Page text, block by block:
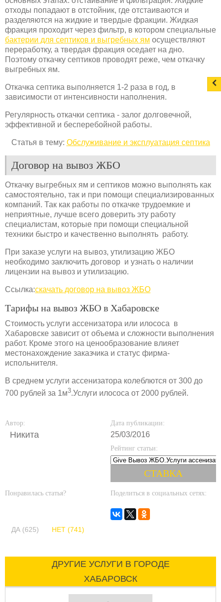
отходы попадают в отстойник, где отстаиваются и
разделяются на жидкие и твердые фракции. Жидкая
фракция проходит через фильтр, в котором специальные
бактерии для септиков и выгребных ям осуществляют
переработку, а твердая фракция оседает на дно.
Поэтому откачку септиков проводят реже, чем откачку
выгребных ям.
Откачка септика выполняется 1-2 раза в год, в
зависимости от интенсивности наполнения.
Регулярность откачки септика - залог долговечной,
эффективной и бесперебойной работы.
Статья в тему: Обслуживание и эксплуатация септика
Договор на вывоз ЖБО
Откачку выгребных ям и септиков можно выполнять как
самостоятельно, так и при помощи специализированных
компаний. Так как работы по откачке трудоемкие и
неприятные, лучше всего доверить эту работу
специалистам, которые при помощи специальной
техники быстро и качественно выполнять работу.
При заказе услуги на вывоз, утилизацию ЖБО
необходимо заключить договор и узнать о наличии
лицензии на вывоз и утилизацию.
Ссылка:скачать договор на вывоз ЖБО
Тарифы на вывоз ЖБО в Хабаровске
Стоимость услуги ассенизатора или илососа в
Хабаровске зависит от объема и сложности выполнения
работ. Кроме этого на ценообразование влияет
местонахождение заказчика и статус фирма-
испольнителя.
В среднем услуги ассенизатора колеблются от 300 до
700 рублей за 1м3.Услуги илососа от 2000 рублей.
Автор:
Никита
Дата публикации:
25/03/2016
Рейтинг статьи:
Понравилась статья?
ДА (625) НЕТ (741)
Поделиться в социальных сетях:
ДРУГИЕ УСЛУГИ В ГОРОДЕ
ХАБАРОВСК